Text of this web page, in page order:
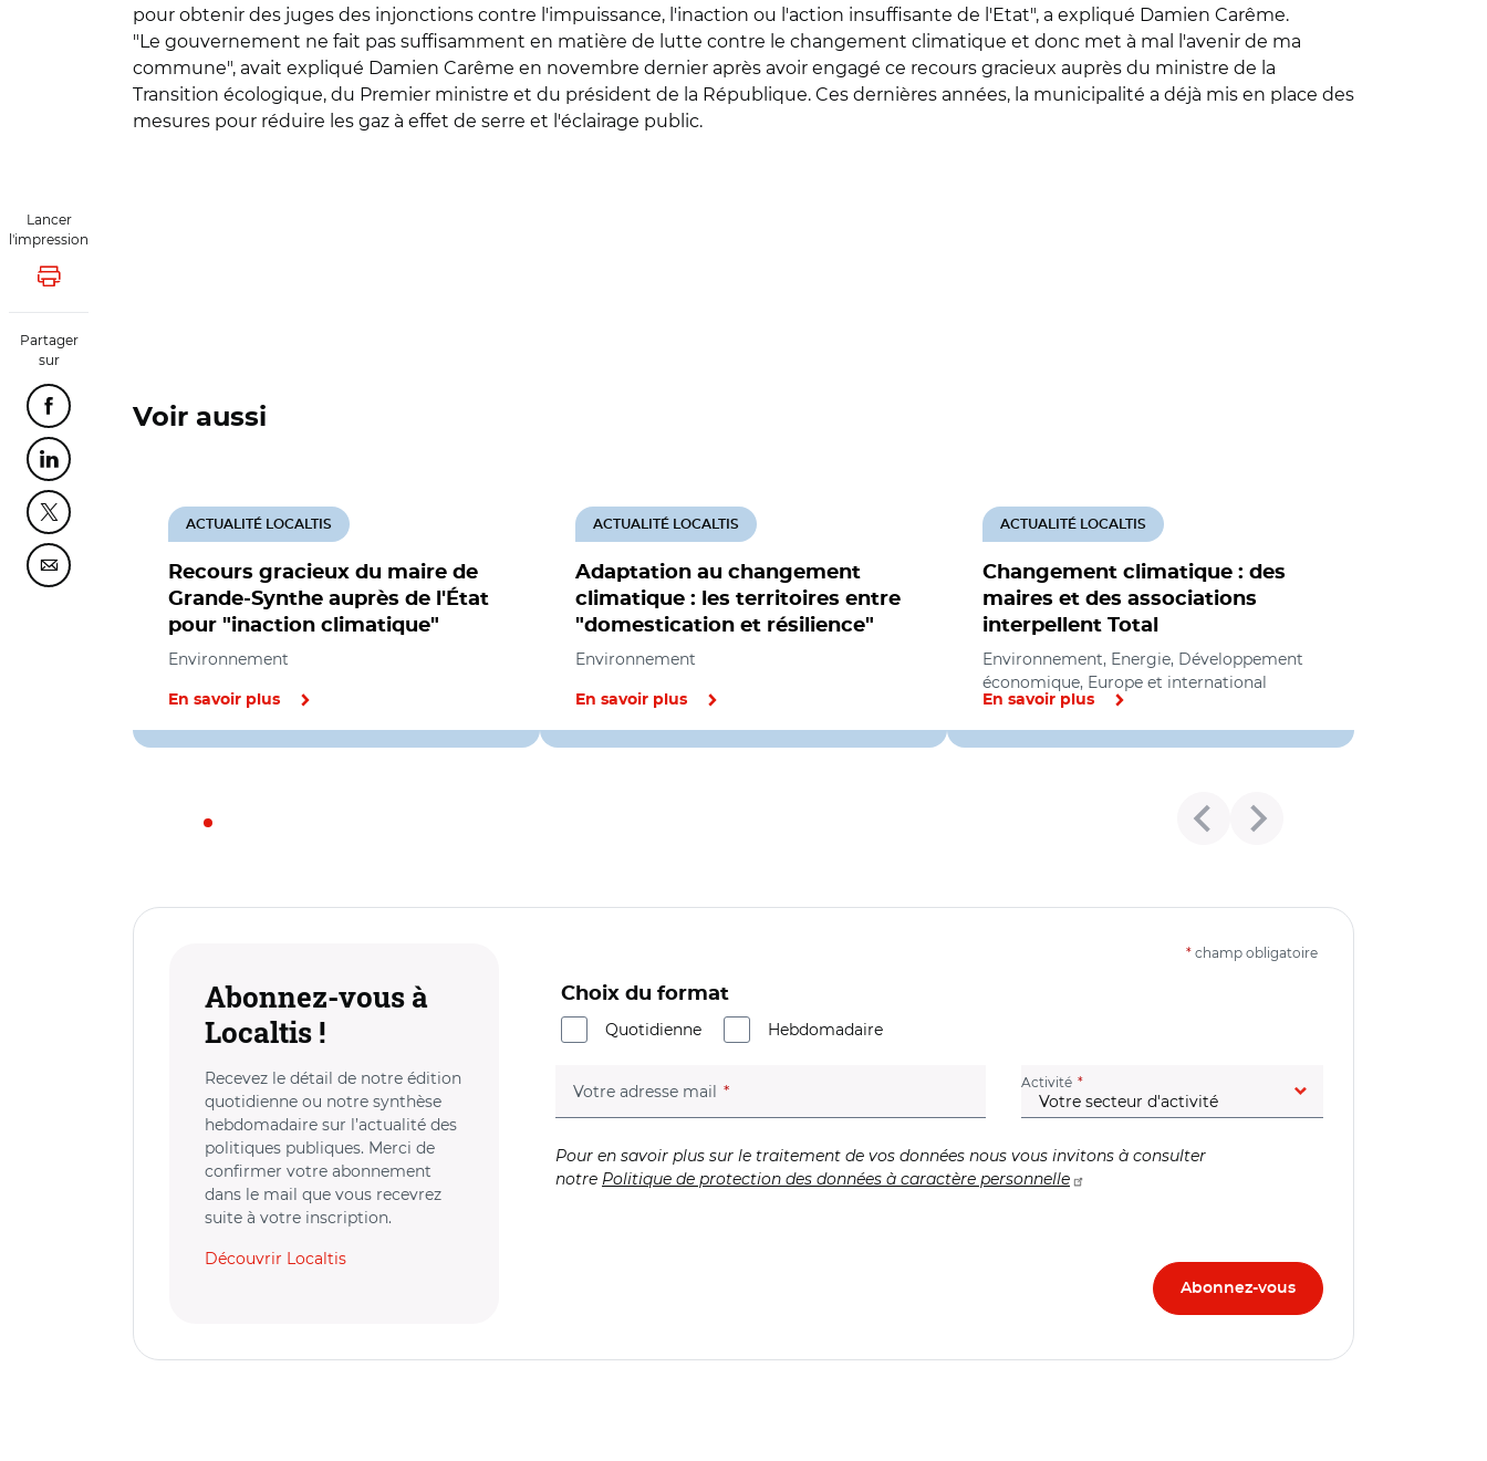
Lancer
l'impression
Lancer l'impression
Partager
sur
Partager cette page sur Facebook
Partager cette page sur Linkedin
Partager cette page sur Twitter
Partager cette page sur Courriel
pour obtenir des juges des injonctions contre l'impuissance, l'inaction ou l'action insuffisante de l'Etat", a expliqué Damien Carême.
"Le gouvernement ne fait pas suffisamment en matière de lutte contre le changement climatique et donc met à mal l'avenir de ma
commune", avait expliqué Damien Carême en novembre dernier après avoir engagé ce recours gracieux auprès du ministre de la
Transition écologique, du Premier ministre et du président de la République. Ces dernières années, la municipalité a déjà mis en place des
mesures pour réduire les gaz à effet de serre et l'éclairage public.
Voir aussi
Recours gracieux du maire de
Grande-Synthe auprès de l'État
pour "inaction climatique"
ACTUALITÉ LOCALTIS
Environnement
En savoir plus
Adaptation au changement
climatique : les territoires entre
"domestication et résilience"
ACTUALITÉ LOCALTIS
Environnement
En savoir plus
Changement climatique : des
maires et des associations
interpellent Total
ACTUALITÉ LOCALTIS
Environnement, Energie, Développement
économique, Europe et international
En savoir plus
Abonnez-vous à
Localtis !
Recevez le détail de notre édition
quotidienne ou notre synthèse
hebdomadaire sur l’actualité des
politiques publiques. Merci de
confirmer votre abonnement
dans le mail que vous recevrez
suite à votre inscription.
Découvrir Localtis
* champ obligatoire
Choix du format
Quotidienne
Hebdomadaire
Votre adresse mail (champ obligatoire) Activité (champ obligatoire)
Pour en savoir plus sur le traitement de vos données nous vous invitons à consulter
notre Politique de protection des données à caractère personnelle